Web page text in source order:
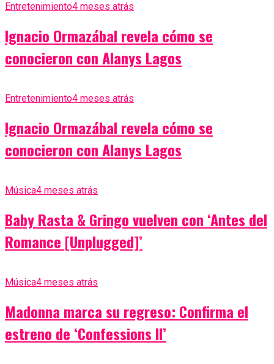
Entretenimiento4 meses atrás
Ignacio Ormazábal revela cómo se
conocieron con Alanys Lagos
Entretenimiento4 meses atrás
Ignacio Ormazábal revela cómo se
conocieron con Alanys Lagos
Música4 meses atrás
Baby Rasta & Gringo vuelven con ‘Antes del
Romance [Unplugged]’
Música4 meses atrás
Madonna marca su regreso: Confirma el
estreno de ‘Confessions II’